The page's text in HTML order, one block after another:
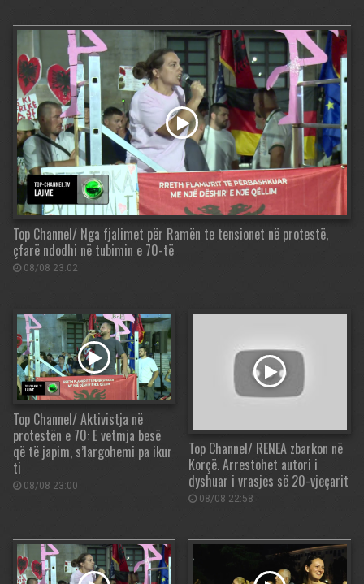
Top Channel/ Nga fjalimet për Ramën te tensionet në protestë,
çfarë ndodhi në tubimin e 70-të
08/08 23:02
Top Channel/ Aktivistja në
protestën e 70: E vetmja besë
që të japim, s’largohemi pa ikur
ti
08/08 23:00
Top Channel/ RENEA zbarkon në
Korçë. Arrestohet autori i
dyshuar i vrasjes së 20-vjeçarit
08/08 22:58